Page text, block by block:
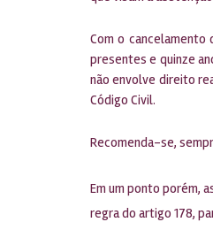
Com o
presentes e quinze
não envolve direito
Código Civil.
Recomenda-se,
Em um ponto porém,
regra do artigo 178,